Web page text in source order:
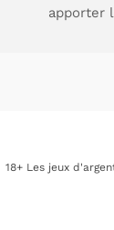
apporter
18+ Les jeux